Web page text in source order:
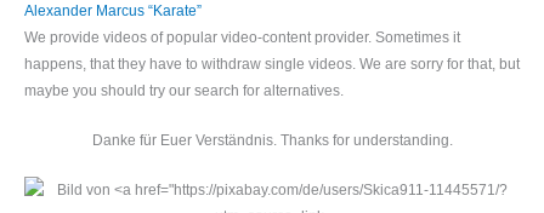
Alexander Marcus “Karate”
We provide videos of popular video-content provider. Sometimes it
happens, that they have to withdraw single videos. We are sorry for that, but
maybe you should try our search for alternatives.
Danke für Euer Verständnis. Thanks for understanding.